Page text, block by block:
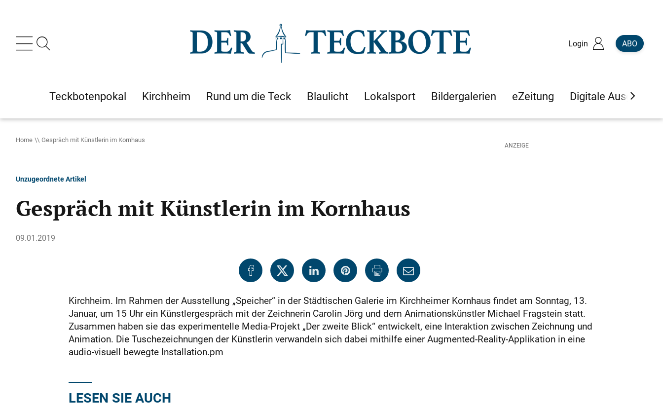
Login ABO
Teckbotenpokal Kirchheim Rund um die Teck Blaulicht Lokalsport Bildergalerien eZeitung Digitale Ausgaben
Home Gespräch mit Künstlerin im Kornhaus
Unzugeordnete Artikel
Gespräch mit Künstlerin im Kornhaus
09.01.2019
Kirchheim. Im Rahmen der Ausstellung „Speicher“ in der Städtischen Galerie im Kirchheimer Kornhaus findet am Sonntag, 13.
Januar, um 15 Uhr ein Künstlergespräch mit der Zeichnerin Carolin Jörg und dem Animationskünstler Michael Fragstein statt.
Zusammen haben sie das experimentelle Media-Projekt „Der zweite Blick“ entwickelt, eine Interaktion zwischen Zeichnung und
Animation. Die Tuschezeichnungen der Künstlerin verwandeln sich dabei mithilfe einer Augmented-Reality-Applikation in eine
audio-visuell bewegte Installation.pm
LESEN SIE AUCH